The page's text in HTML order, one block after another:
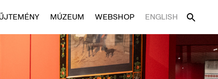
MÚZEUM WEBSHOP ENGLISH